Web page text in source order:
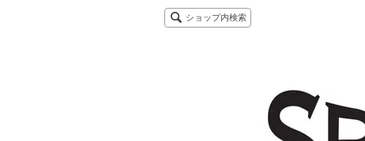
ショップ内検索